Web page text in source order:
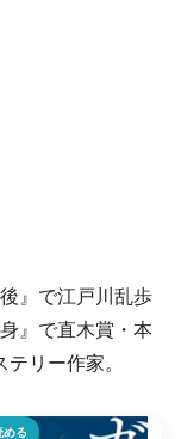
』で江戸川乱歩
』で直木賞・本
リー作家。
める